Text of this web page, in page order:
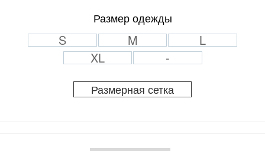
Размер одежды
S M
L
XL
-
Размерная сетка